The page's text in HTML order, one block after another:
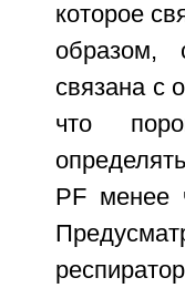
которое
образом,
связана с
что
PF менее